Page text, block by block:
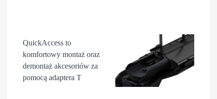
QuickAccess to
komfortowy montaż oraz
demontaż akcesoriów za
pomocą adaptera T